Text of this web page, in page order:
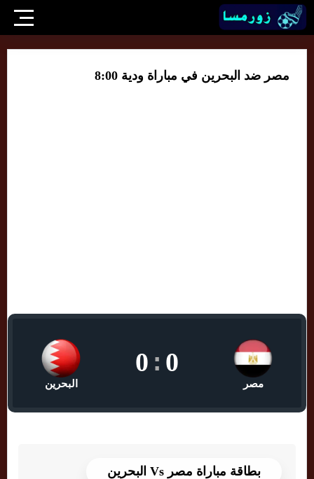
مصر ضد البحرين في مباراة ودية 8:00
مصر
0
:
0
البحرين
بطاقة مباراة مصر Vs البحرين